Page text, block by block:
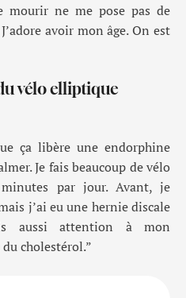
mourir ne me pose pas de
avoir mon âge. On est
vélo elliptique
ça libère une endorphine
Je fais beaucoup de vélo
par jour. Avant, je
j’ai eu une hernie discale
aussi attention à mon
cholestérol.”